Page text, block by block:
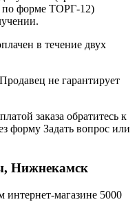
по форме ТОРГ-12)
в течение двух
не гарантирует
заказа обратитесь к
форму Задать вопрос или
Нижнекамск
магазине 5000